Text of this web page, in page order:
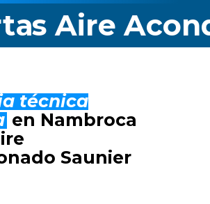
técnica
en Nambroca
Saunier